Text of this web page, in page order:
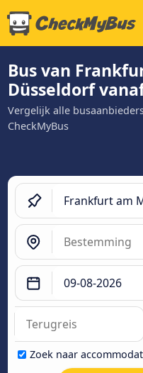
Bus van
Düsseldorf
Vergelijk alle
CheckMyBus
Zoek naar